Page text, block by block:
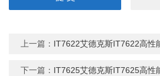
上一篇： IT7622艾德克斯IT7622高性
下一篇： IT7625艾德克斯IT7625高性